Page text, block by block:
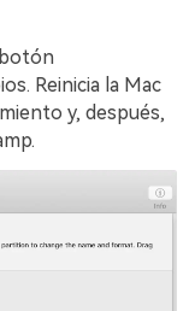
botón
Reinicia la Mac
y, después,